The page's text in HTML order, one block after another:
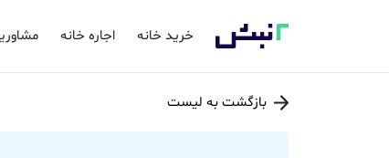
خرید خانه اجاره خانه
بازگشت به لیست